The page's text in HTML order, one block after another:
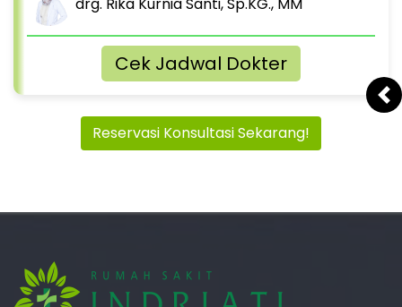
Cek Jadwal Dokter
Reservasi Konsultasi Sekarang!